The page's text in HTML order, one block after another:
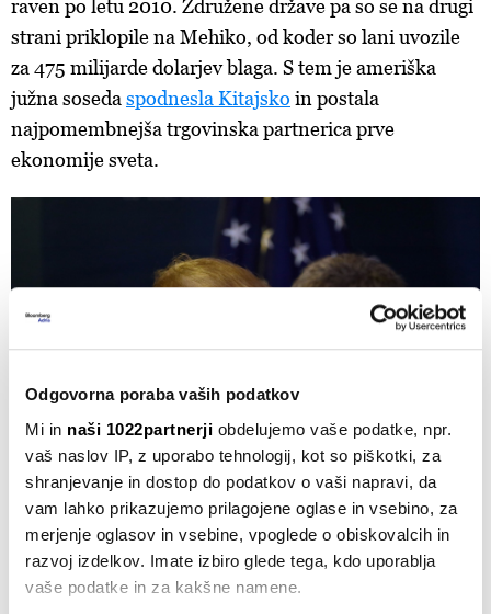
Odgovorna poraba vaših podatkov
Mi in naši 1022partnerji obdelujemo vaše podatke, npr.
vaš naslov IP, z uporabo tehnologij, kot so piškotki, za
shranjevanje in dostop do podatkov o vaši napravi, da
vam lahko prikazujemo prilagojene oglase in vsebino, za
merjenje oglasov in vsebine, vpoglede o obiskovalcih in
razvoj izdelkov. Imate izbiro glede tega, kdo uporablja
vaše podatke in za kakšne namene.
raven po letu 2010. Združene države pa so se na drugi
strani priklopile na Mehiko, od koder so lani uvozile
za 475 milijarde dolarjev blaga. S tem je ameriška
južna soseda spodnesla Kitajsko in postala
najpomembnejša trgovinska partnerica prve
ekonomije sveta.